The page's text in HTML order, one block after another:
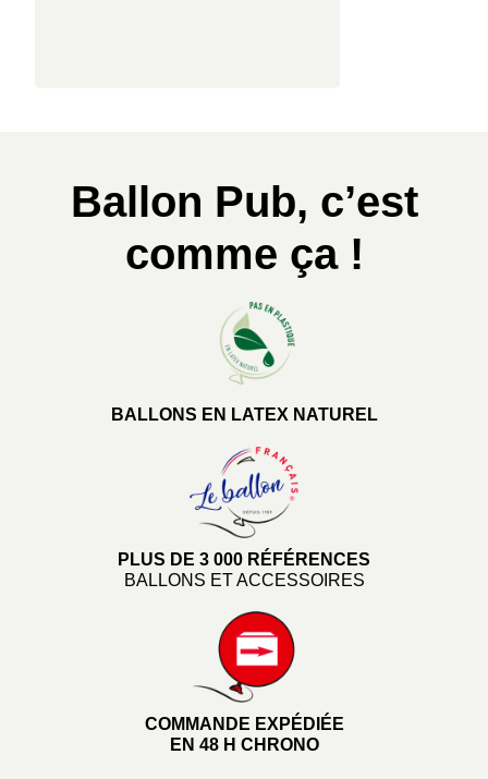
Ballon Pub, c’est
comme ça !
BALLONS EN LATEX NATUREL
PLUS DE 3 000 RÉFÉRENCES
BALLONS ET ACCESSOIRES
COMMANDE EXPÉDIÉE
EN 48 H CHRONO